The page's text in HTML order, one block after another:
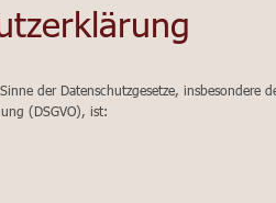
der Datenschutzgesetze, insbesondere
(DSGVO), ist: